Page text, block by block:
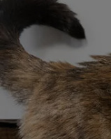
Šķirņu grupas
apmācība
Kucēna veselība